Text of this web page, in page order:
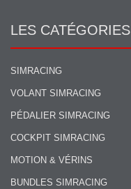
LES CATÉGORIES
SIMRACING
VOLANT SIMRACING
PÉDALIER SIMRACING
COCKPIT SIMRACING
MOTION & VÉRINS
BUNDLES SIMRACING